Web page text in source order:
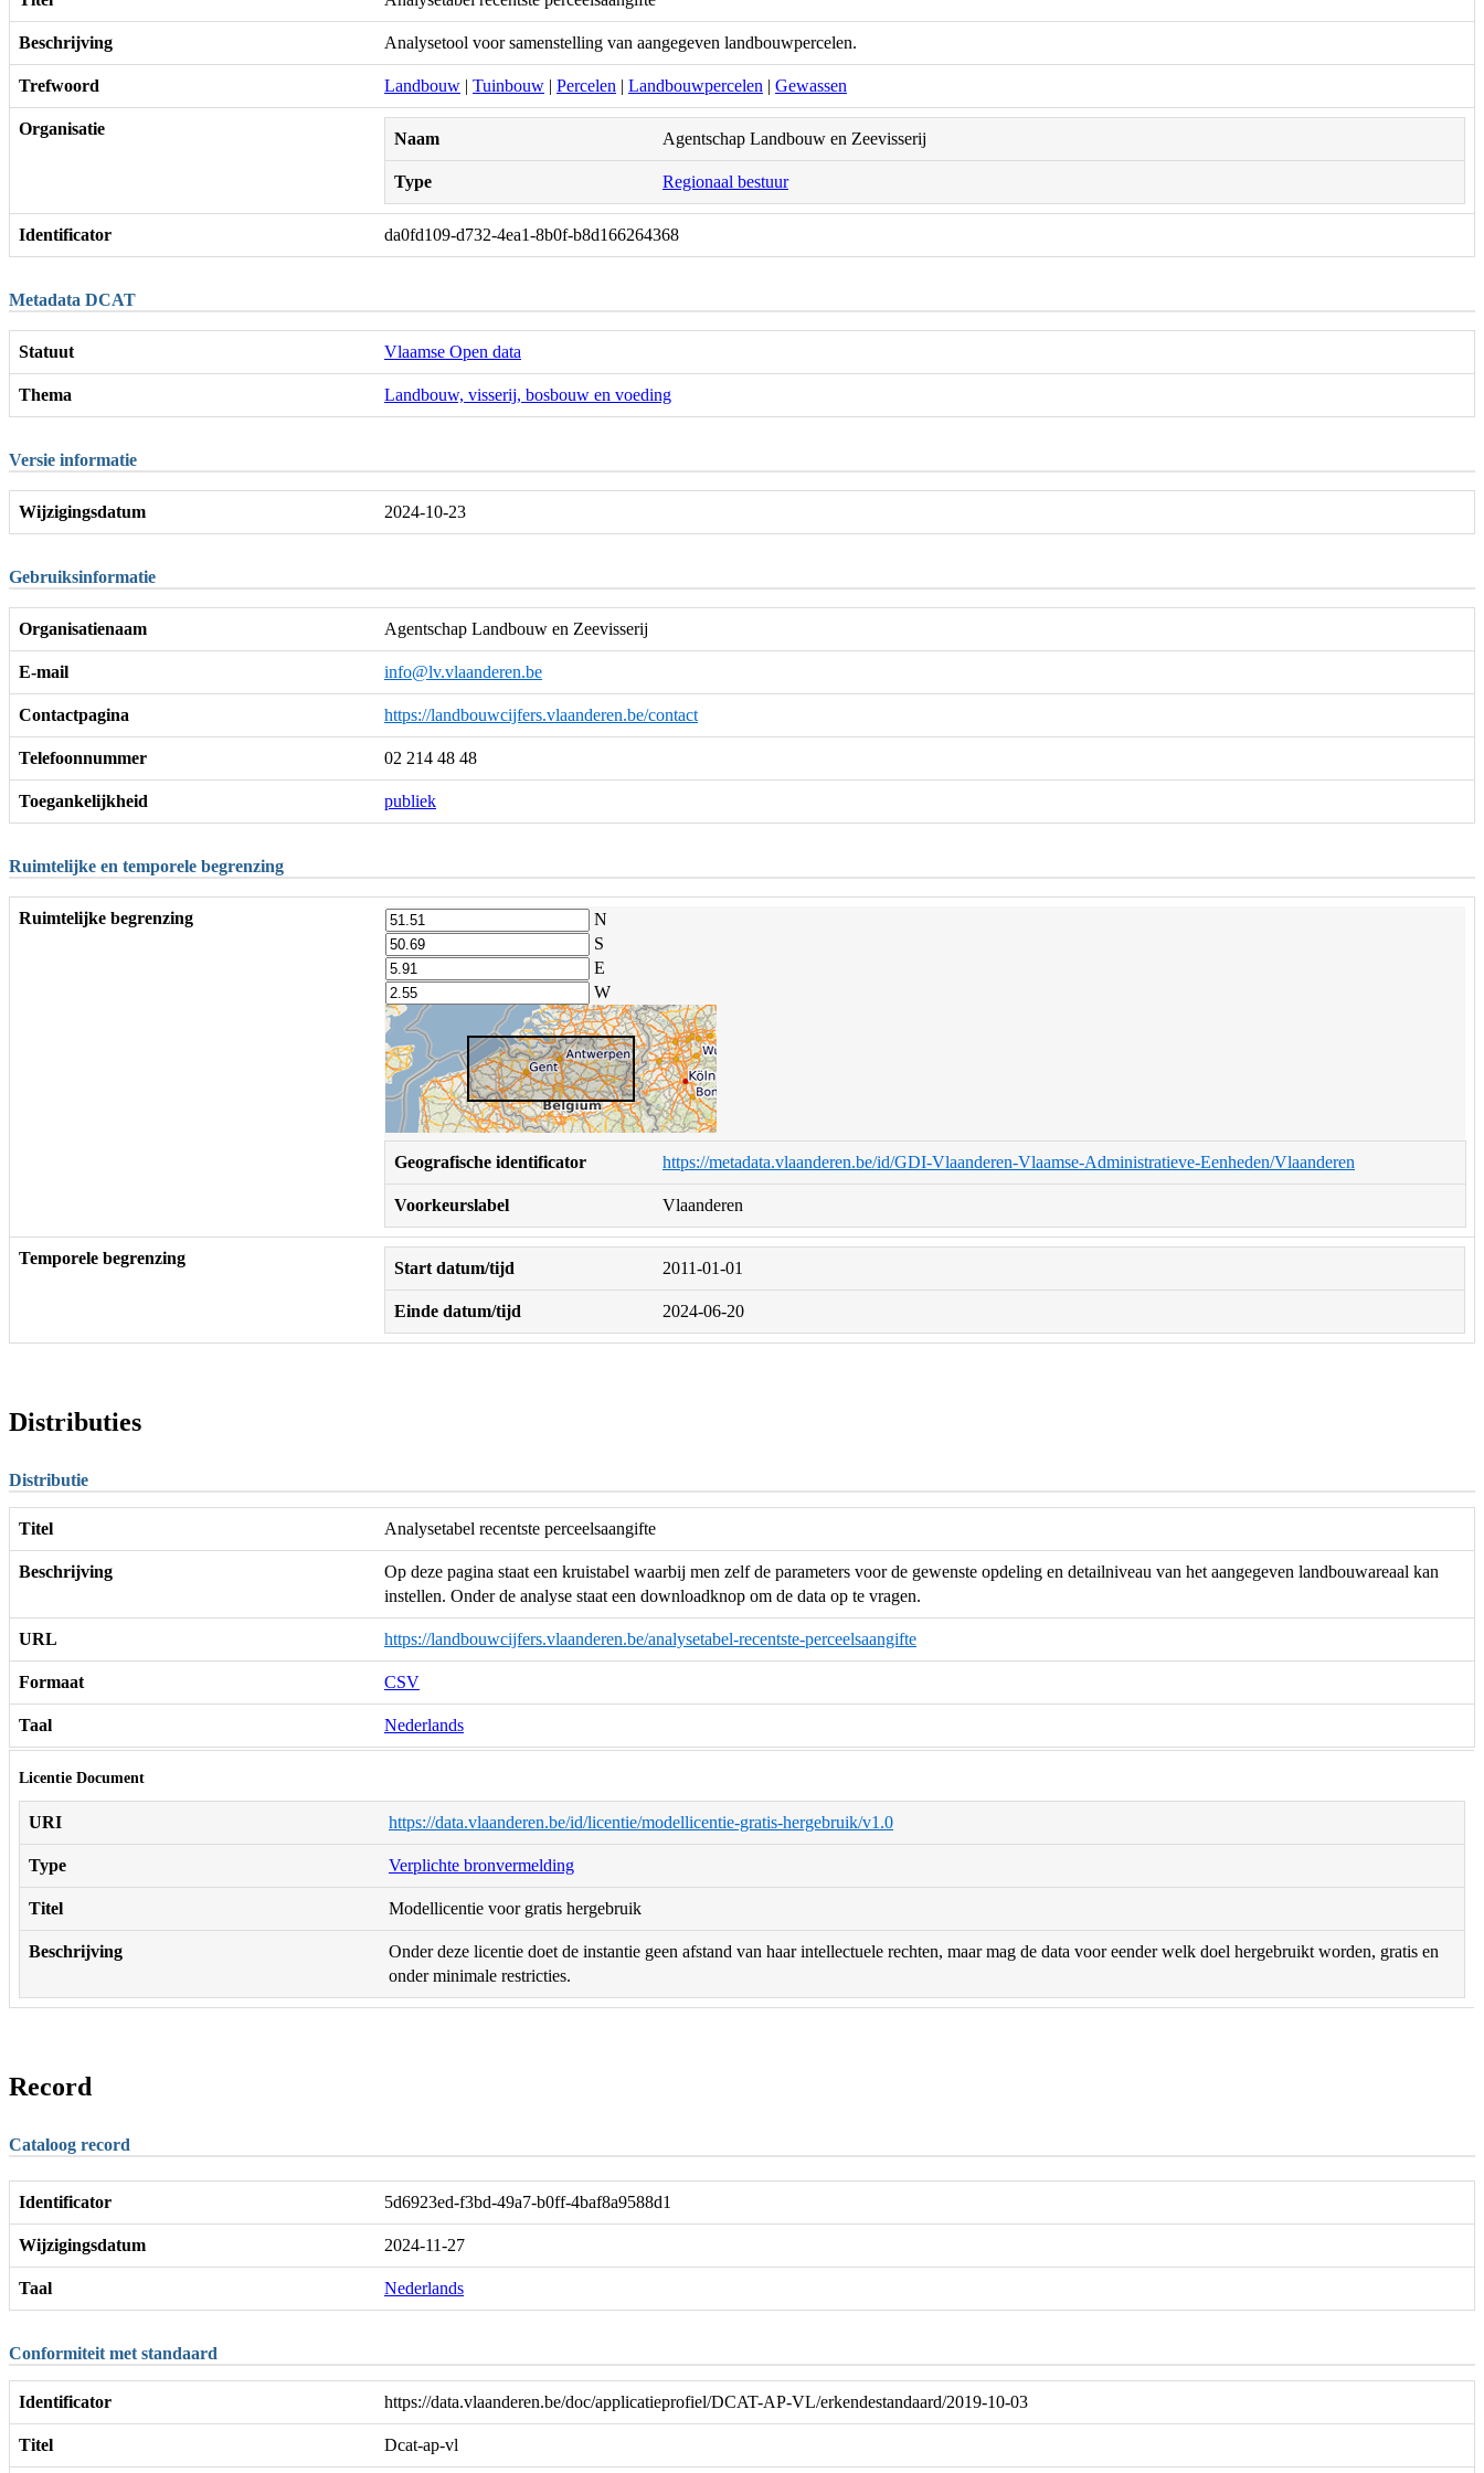
Beschrijving Analysetool voor samenstelling van aangegeven landbouwpercelen.
Trefwoord Landbouw | Tuinbouw | Percelen | Landbouwpercelen | Gewassen
Organisatie
Naam Agentschap Landbouw en Zeevisserij
Type Regionaal bestuur
Identificator da0fd109-d732-4ea1-8b0f-b8d166264368
Metadata DCAT
Statuut Vlaamse Open data
Thema Landbouw, visserij, bosbouw en voeding
Versie informatie
Wijzigingsdatum 2024-10-23
Gebruiksinformatie
Organisatienaam Agentschap Landbouw en Zeevisserij
E-mail info@lv.vlaanderen.be
Contactpagina https://landbouwcijfers.vlaanderen.be/contact
Telefoonnummer 02 214 48 48
Toegankelijkheid publiek
Ruimtelijke en temporele begrenzing
Ruimtelijke begrenzing
N
S
E
W
Geografische identificator https://metadata.vlaanderen.be/id/GDI-Vlaanderen-Vlaamse-Administratieve-Eenheden/Vlaanderen
Voorkeurslabel Vlaanderen
Temporele begrenzing
Start datum/tijd 2011-01-01
Einde datum/tijd 2024-06-20
Distributies
Distributie
Titel Analysetabel recentste perceelsaangifte
Beschrijving
Op deze pagina staat een kruistabel waarbij men zelf de parameters voor de gewenste opdeling en detailniveau van het aangegeven landbouwareaal kan
instellen. Onder de analyse staat een downloadknop om de data op te vragen.
URL https://landbouwcijfers.vlaanderen.be/analysetabel-recentste-perceelsaangifte
Formaat CSV
Taal Nederlands
Licentie Document
URI https://data.vlaanderen.be/id/licentie/modellicentie-gratis-hergebruik/v1.0
Type Verplichte bronvermelding
Titel Modellicentie voor gratis hergebruik
Beschrijving
Onder deze licentie doet de instantie geen afstand van haar intellectuele rechten, maar mag de data voor eender welk doel hergebruikt worden, gratis en
onder minimale restricties.
Record
Cataloog record
Identificator 5d6923ed-f3bd-49a7-b0ff-4baf8a9588d1
Wijzigingsdatum 2024-11-27
Taal Nederlands
Conformiteit met standaard
Identificator https://data.vlaanderen.be/doc/applicatieprofiel/DCAT-AP-VL/erkendestandaard/2019-10-03
Titel Dcat-ap-vl